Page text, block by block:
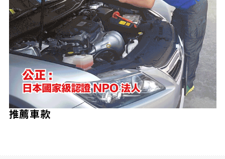
推薦車款